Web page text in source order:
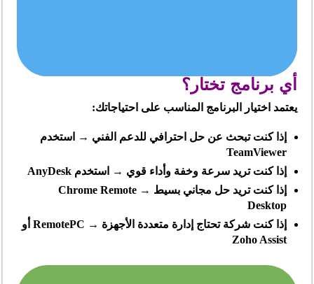
أي برنامج تختار؟
يعتمد اختيار البرنامج المناسب على احتياجاتك:
إذا كنت تبحث عن حل احترافي للدعم الفني → استخدم
TeamViewer
إذا كنت تريد سرعة وخفة وأداء قوي → استخدم AnyDesk
إذا كنت تريد حل مجاني بسيط → Chrome Remote
Desktop
إذا كنت شركة تحتاج إدارة متعددة الأجهزة → RemotePC أو
Zoho Assist